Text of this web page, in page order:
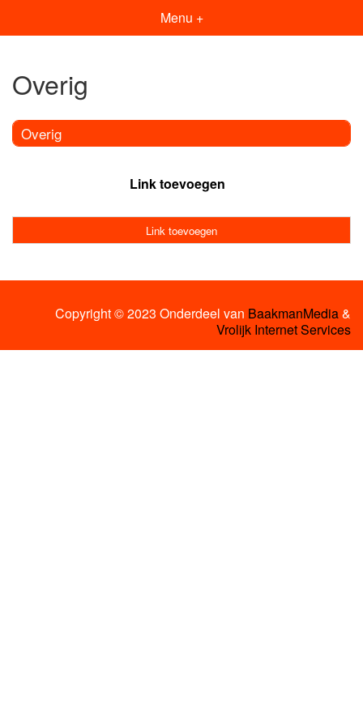
Menu +
Overig
Overig
Link toevoegen
Link toevoegen
Copyright © 2023 Onderdeel van BaakmanMedia&
Vrolijk Internet Services